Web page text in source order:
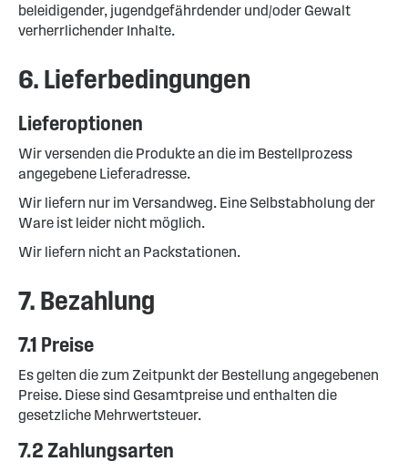
beleidigender, jugendgefährdender und/oder Gewalt
verherrlichender Inhalte.
6. Lieferbedingungen
Lieferoptionen
Wir versenden die Produkte an die im Bestellprozess
angegebene Lieferadresse.
Wir liefern nur im Versandweg. Eine Selbstabholung der
Ware ist leider nicht möglich.
Wir liefern nicht an Packstationen.
7. Bezahlung
7.1 Preise
Es gelten die zum Zeitpunkt der Bestellung angegebenen
Preise. Diese sind Gesamtpreise und enthalten die
gesetzliche Mehrwertsteuer.
7.2 Zahlungsarten